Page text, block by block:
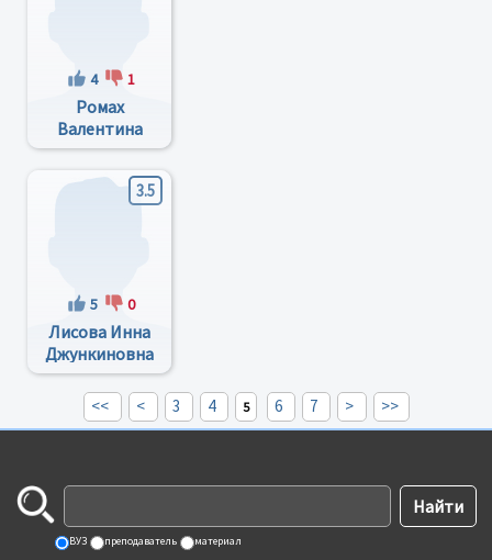
4 1
Ромах
Валентина
Леонидовна
3.5
5 0
Лисова Инна
Джункиновна
<< < 3 4 5 6 7 > >>
ВУЗ преподаватель материал